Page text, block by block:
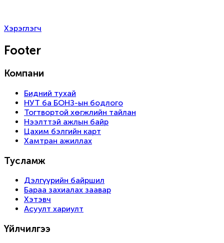
Хэрэглэгч
Footer
Компани
Бидний тухай
НУТ ба БОНЗ-ын бодлого
Тогтвортой хөгжлийн тайлан
Нээлттэй ажлын байр
Цахим бэлгийн карт
Хамтран ажиллах
Тусламж
Дэлгүүрийн байршил
Бараа захиалах заавар
Хэтэвч
Асуулт хариулт
Үйлчилгээ